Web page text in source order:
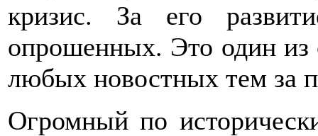
кризис. За его
опрошенных. Это один из
любых новостных тем за
Огромный по